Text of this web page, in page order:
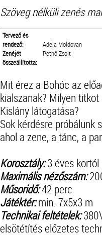
Szöveg nélküli zenés
Tervező és
rendező:
Zenéjét
összeállította:
Adela Moldovan
Pethő Zsolt
Mit érez a Bohóc az
kialszanak? Milyen
Kislány látogatása?
Sok kérdésre próbálunk
ahol a zene, a tánc, a
Korosztály:3 éves kortól
Maximális nézőszám:
Műsoridő:42 perc
Játéktér:min. 7x5x3 m
Technikai feltételek:
elsötétítés előzetes